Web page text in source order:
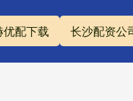
优配下载 长沙配资公